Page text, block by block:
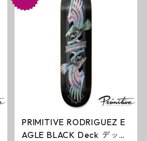
PRIMITIVE RODRIGUEZ E
AGLE BLACK Deck デッキ